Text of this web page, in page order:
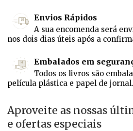
Envios Rápidos
A sua encomenda será
nos dois dias úteis após a
Embalados em
Todos os livros são
película plástica e papel de jornal.
Aproveite as nossas
e ofertas especiais